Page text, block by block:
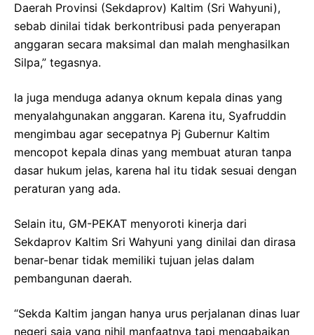
Daerah Provinsi (Sekdaprov) Kaltim (Sri Wahyuni),
sebab dinilai tidak berkontribusi pada penyerapan
anggaran secara maksimal dan malah menghasilkan
Silpa,” tegasnya.
Ia juga menduga adanya oknum kepala dinas yang
menyalahgunakan anggaran. Karena itu, Syafruddin
mengimbau agar secepatnya Pj Gubernur Kaltim
mencopot kepala dinas yang membuat aturan tanpa
dasar hukum jelas, karena hal itu tidak sesuai dengan
peraturan yang ada.
Selain itu, GM-PEKAT menyoroti kinerja dari
Sekdaprov Kaltim Sri Wahyuni yang dinilai dan dirasa
benar-benar tidak memiliki tujuan jelas dalam
pembangunan daerah.
“Sekda Kaltim jangan hanya urus perjalanan dinas luar
negeri saja yang nihil manfaatnya tapi mengabaikan